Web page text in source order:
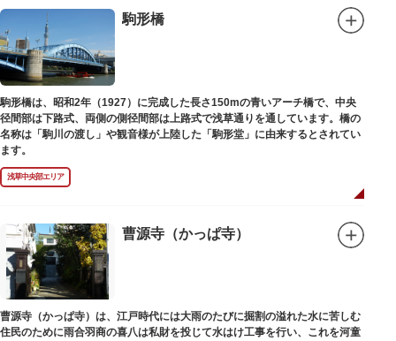
駒形橋
駒形橋は、昭和2年（1927）に完成した長さ150mの青いアーチ橋で、中央
径間部は下路式、両側の側径間部は上路式で浅草通りを通しています。橋の
名称は「駒川の渡し」や観音様が上陸した「駒形堂」に由来するとされてい
ます。
浅草中央部エリア
曹源寺（かっぱ寺）
曹源寺（かっぱ寺）は、江戸時代には大雨のたびに掘割の溢れた水に苦しむ
住民のために雨合羽商の喜八は私財を投じて水はけ工事を行い、これを河童